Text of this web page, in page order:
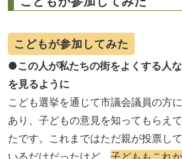
こどもが参加してみた
●この人が私たちの街をよくする人
を見るように
こども選挙を通じて市議会議員の方
あり、子どもの意見を知ってもらえ
たです。これまではただ親が投票し
いるだけだったけど、 子どももこれ